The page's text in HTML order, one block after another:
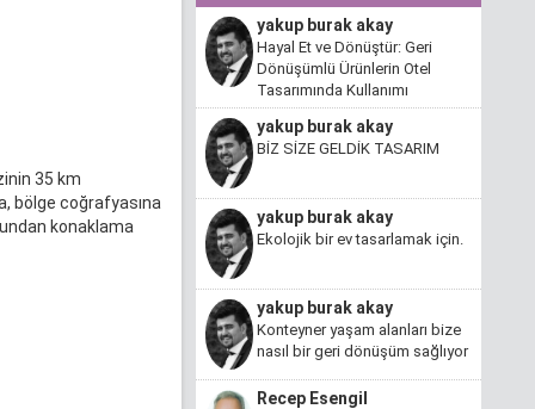
35 km
bölge coğrafyasına
konaklama
yakup burak akay
Hayal Et ve Dönüştür: Geri
Dönüşümlü Ürünlerin Otel
Tasarımında Kullanımı
yakup burak akay
BİZ SİZE GELDİK TASARIM
yakup burak akay
Ekolojik bir ev tasarlamak için.
yakup burak akay
Konteyner yaşam alanları bize
nasıl bir geri dönüşüm sağlıyor
Recep Esengil